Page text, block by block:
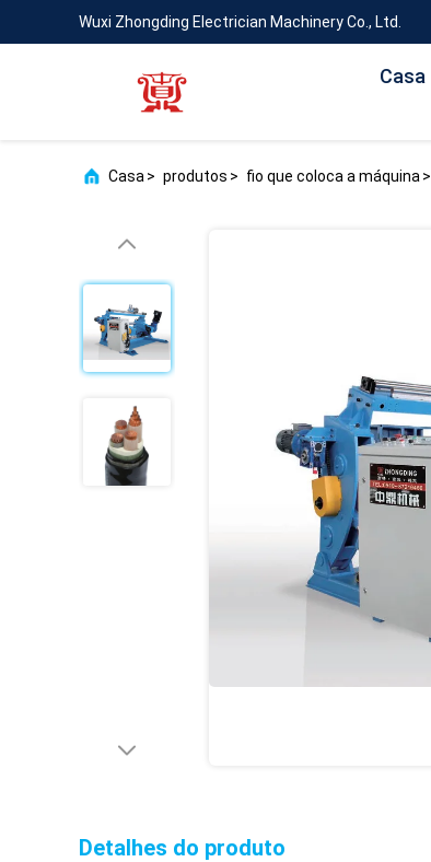
Wuxi Zhongding Electrician Machinery Co., Ltd.
Casa
Casa > produtos > fio que coloca a máquina >
Detalhes do produto